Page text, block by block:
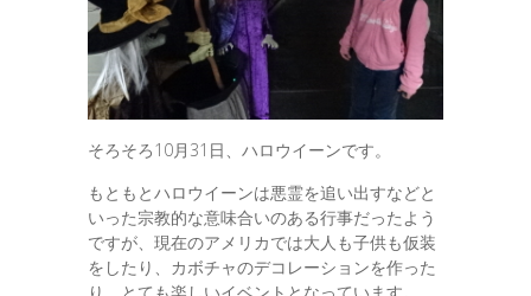
そろそろ10月31日、ハロウイーンです。
もともとハロウイーンは悪霊を追い出すなどと
いった宗教的な意味合いのある行事だったよう
ですが、現在のアメリカでは大人も子供も仮装
をしたり、カボチャのデコレーションを作った